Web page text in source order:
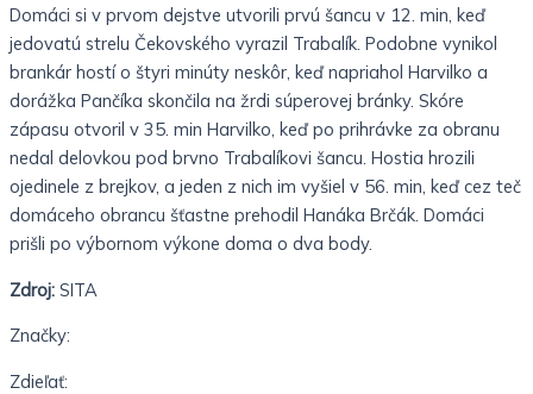
Domáci si v prvom dejstve utvorili prvú šancu v 12. min, keď
jedovatú strelu Čekovského vyrazil Trabalík. Podobne vynikol
brankár hostí o štyri minúty neskôr, keď napriahol Harvilko a
dorážka Pančíka skončila na žrdi súperovej bránky. Skóre
zápasu otvoril v 35. min Harvilko, keď po prihrávke za obranu
nedal delovkou pod brvno Trabalíkovi šancu. Hostia hrozili
ojedinele z brejkov, a jeden z nich im vyšiel v 56. min, keď cez teč
domáceho obrancu šťastne prehodil Hanáka Brčák. Domáci
prišli po výbornom výkone doma o dva body.
Zdroj: SITA
Značky:
Zdieľať: